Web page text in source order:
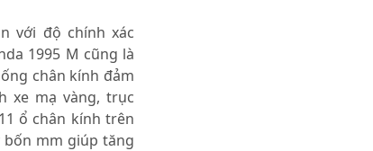
với độ chính xác
1995 M cũng là
chân kính đảm
xe mạ vàng, trục
ổ chân kính trên
mm giúp tăng